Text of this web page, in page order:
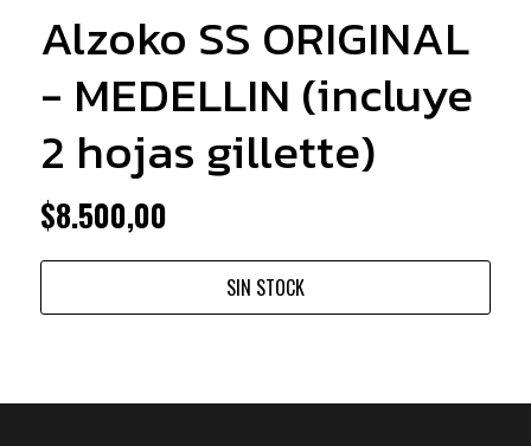
Alzoko SS ORIGINAL
- MEDELLIN (incluye
2 hojas gillette)
$8.500,00
SIN STOCK